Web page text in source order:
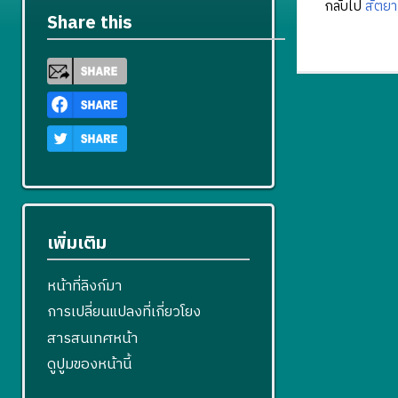
กลับไป สัตยา
Share this
เพิ่มเติม
หน้าที่ลิงก์มา
การเปลี่ยนแปลงที่เกี่ยวโยง
สารสนเทศหน้า
ดูปูมของหน้านี้